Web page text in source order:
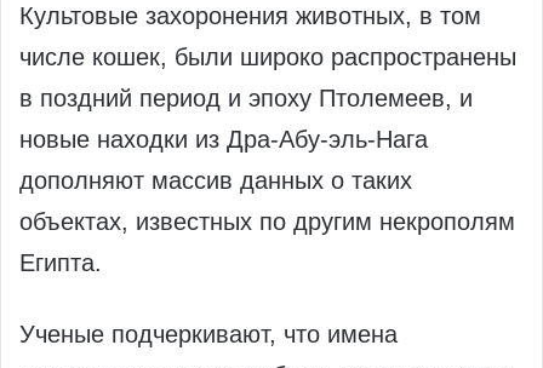
Культовые захоронения животных, в том
числе кошек, были широко распространены
в поздний период и эпоху Птолемеев, и
новые находки из Дра-Абу-эль-Нага
дополняют массив данных о таких
объектах, известных по другим некрополям
Египта.
Ученые подчеркивают, что имена